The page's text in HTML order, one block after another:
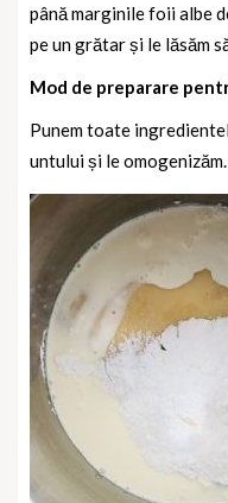
până marginile foii albe
pe un grătar și le lăsăm
Mod de preparare
Punem toate
untului și le omogenizăm.